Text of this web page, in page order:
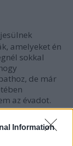
Information
amelyeket én
sokkal
de már
az évadot.
sem
munkahelyen
ha valaki a